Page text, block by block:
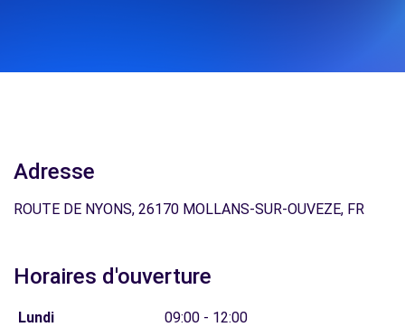
Adresse
ROUTE DE NYONS, 26170 MOLLANS-SUR-OUVEZE, FR
Horaires d'ouverture
Lundi
09:00 - 12:00